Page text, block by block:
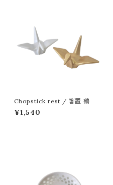
Chopstick rest / 箸置 鶴
¥1,540